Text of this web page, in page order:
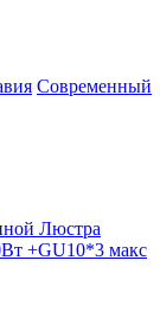
Современный
Люстра
+GU10*3 макс